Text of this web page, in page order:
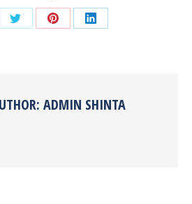
Share Share Share
ADMIN SHINTA